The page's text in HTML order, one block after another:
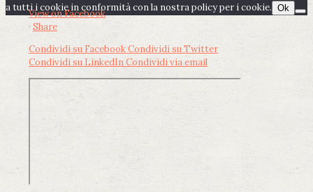
View on Facebook
· Share
Condividi su FacebookCondividi su Twitter
Condividi su LinkedInCondividi via email
a tutti i cookie in conformità con la nostra policy per i cookie. Ok